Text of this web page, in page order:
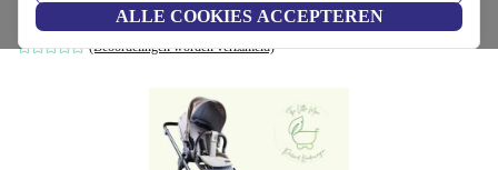
ALLE COOKIES ACCEPTEREN
beige | alleen kinderwagen
(Beoordelingen worden verzameld)